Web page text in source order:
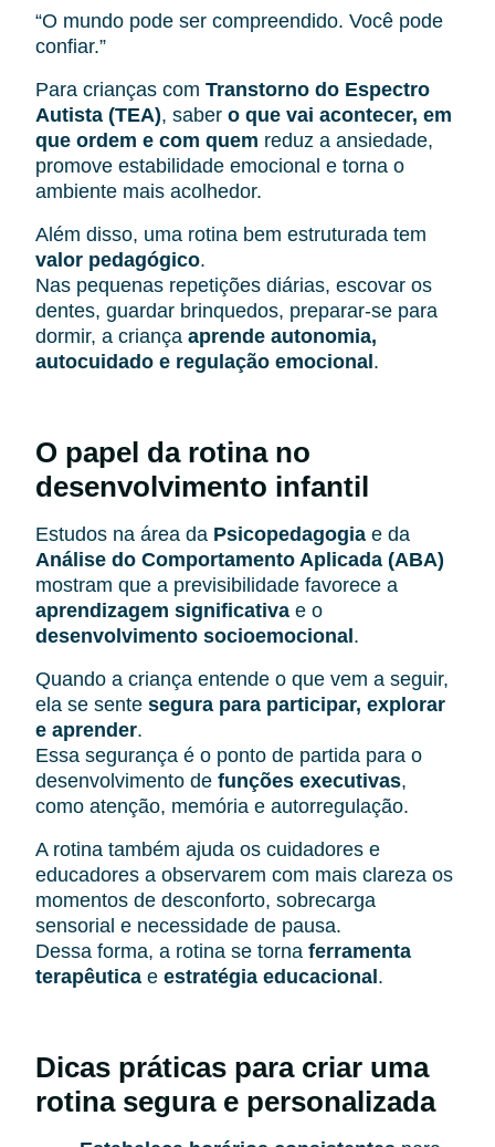
“O mundo pode ser compreendido. Você pode
confiar.”
Para crianças com Transtorno do Espectro
Autista (TEA), saber o que vai acontecer, em
que ordem e com quem reduz a ansiedade,
promove estabilidade emocional e torna o
ambiente mais acolhedor.
Além disso, uma rotina bem estruturada tem
valor pedagógico.
Nas pequenas repetições diárias, escovar os
dentes, guardar brinquedos, preparar-se para
dormir, a criança aprende autonomia,
autocuidado e regulação emocional .
O papel da rotina no
desenvolvimento infantil
Estudos na área da Psicopedagogia e da
Análise do Comportamento Aplicada (ABA)
mostram que a previsibilidade favorece a
aprendizagem significativa e o
desenvolvimento socioemocional .
Quando a criança entende o que vem a seguir,
ela se sente segura para participar, explorar
e aprender.
Essa segurança é o ponto de partida para o
desenvolvimento de funções executivas,
como atenção, memória e autorregulação.
A rotina também ajuda os cuidadores e
educadores a observarem com mais clareza os
momentos de desconforto, sobrecarga
sensorial e necessidade de pausa.
Dessa forma, a rotina se torna ferramenta
terapêutica e estratégia educacional .
Dicas práticas para criar uma
rotina segura e personalizada